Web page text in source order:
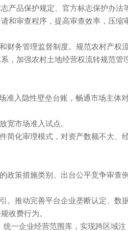
志产品保护规定、官方标志保护办法
和审查程序，提高审查效率，压缩
和财务管理监督制度。规范农村产权
，加强农村土地经营权流转规范管
场准入隐性壁垒台账，畅通市场主体
宽市场准入试点。
件简化审理模式，对资产数额不大、
政策措施类别。出台公平竞争审查
。推动完善平台企业垄断认定、数
收费行为。
一企业经营范围库，实现跨区域注